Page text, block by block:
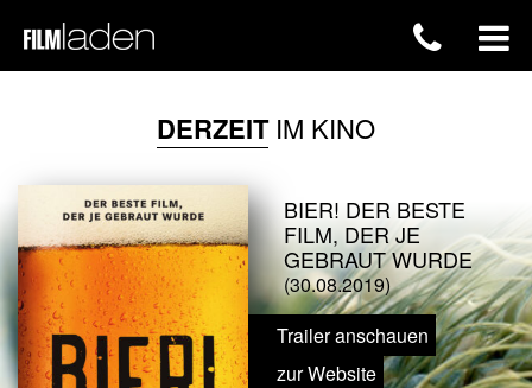
DERZEITIM KINO
BIER! DER BESTE
FILM, DER JE
GEBRAUT WURDE
(30.08.2019)
Trailer anschauen
zur Website